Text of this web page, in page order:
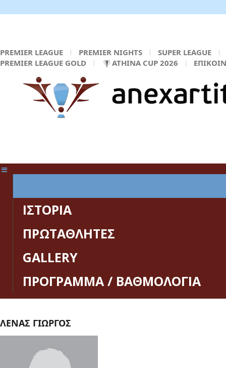
PREMIER LEAGUE PREMIER NIGHTS
SUPER LEAGUE
PREMIER LEAGUE GOLD
ATHINA CUP 2026
ΙΣΤΟΡΙΑ
ΠΡΩΤΑΘΛΗΤΕΣ
GALLERY
ΠΡΟΓΡΑΜΜΑ / ΒΑΘΜΟΛΟΓΙΑ
ΛΕΝΑΣ ΓΙΩΡΓΟΣ